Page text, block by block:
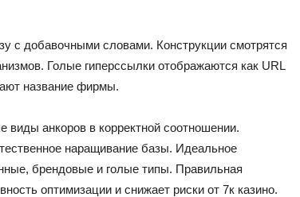
с добавочными словами. Конструкции смотрятся
Голые гиперссылки отображаются как URL
название фирмы.
анкоров в корректной соотношении.
наращивание базы. Идеальное
брендовые и голые типы. Правильная
оптимизации и снижает риски от 7к казино.